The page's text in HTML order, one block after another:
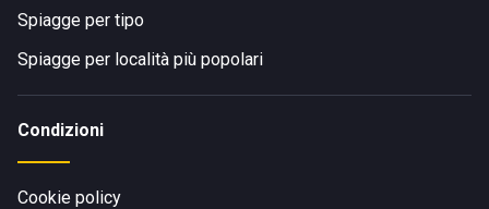
Spiagge per tipo
Spiagge per località più popolari
Condizioni
Cookie policy